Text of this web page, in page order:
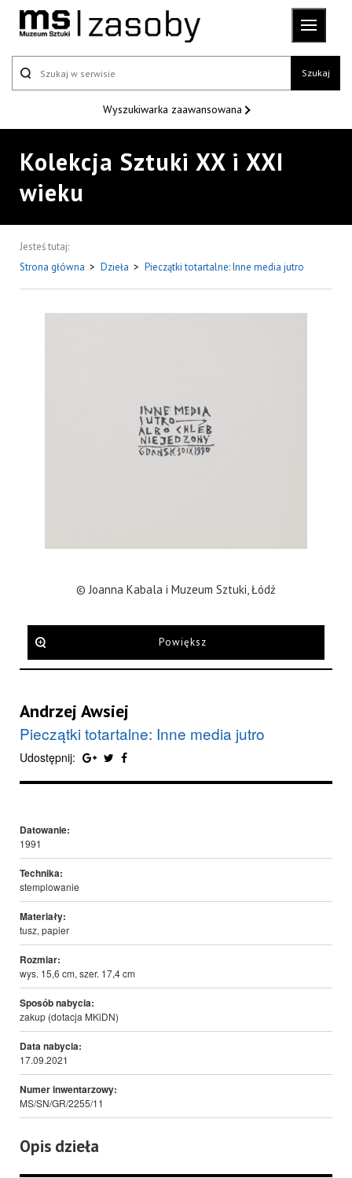
Szukaj
Wyszukiwarka zaawansowana
Kolekcja Sztuki XX i XXI
wieku
Jesteś tutaj:
Strona główna > Dzieła > Pieczątki totartalne: Inne media jutro
© Joanna Kabala i Muzeum Sztuki, Łódź
Powiększ
Andrzej Awsiej
Pieczątki totartalne: Inne media jutro
Udostępnij:
Datowanie:
1991
Technika:
stemplowanie
Materiały:
tusz, papier
Rozmiar:
wys. 15,6 cm, szer. 17,4 cm
Sposób nabycia:
zakup (dotacja MKiDN)
Data nabycia:
17.09.2021
Numer inwentarzowy:
MS/SN/GR/2255/11
Opis dzieła